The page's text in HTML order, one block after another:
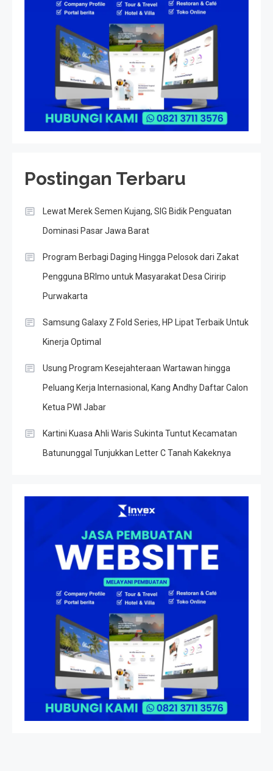
Postingan Terbaru
Lewat Merek Semen Kujang, SIG Bidik Penguatan
Dominasi Pasar Jawa Barat
Program Berbagi Daging Hingga Pelosok dari Zakat
Pengguna BRImo untuk Masyarakat Desa Ciririp
Purwakarta
Samsung Galaxy Z Fold Series, HP Lipat Terbaik Untuk
Kinerja Optimal
Usung Program Kesejahteraan Wartawan hingga
Peluang Kerja Internasional, Kang Andhy Daftar Calon
Ketua PWI Jabar
Kartini Kuasa Ahli Waris Sukinta Tuntut Kecamatan
Batununggal Tunjukkan Letter C Tanah Kakeknya